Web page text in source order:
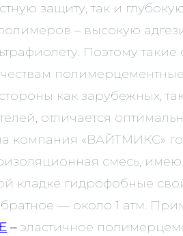
защиту, так и
– высокую
Поэтому
полимерцементные
как зарубежных,
отличается
компания «ВАЙТМИКС»
смесь,
кладке гидрофобные
— около 1 атм.
–эластичное